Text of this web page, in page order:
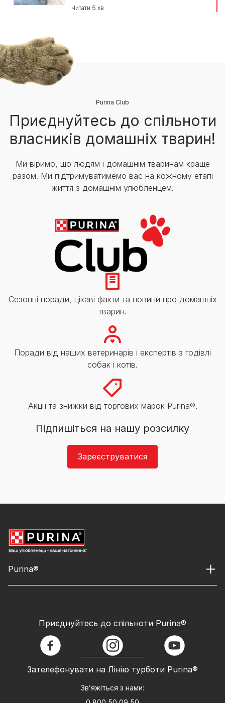
Читати 5 хв
Purina Club
Приєднуйтесь до спільноти
власників домашніх тварин!
Ми віримо, що людям і домашнім тваринам краще
разом. Ми підтримуватимемо вас на кожному етапі
життя з домашнім улюбленцем.
Сезонні поради, цікаві факти та новини про домашніх
тварин.
Поради від наших ветеринарів і експертів з годівлі
собак і котів.
Акції та знижки від торгових марок Purina®.
Підпишіться на нашу розсилку
Зареєструватися
Purina®
Зателефонувати на Лінію турботи Purina®
Зв’яжіться з нами:
Приєднуйтесь до спільноти Purina®
facebook instagram youtube